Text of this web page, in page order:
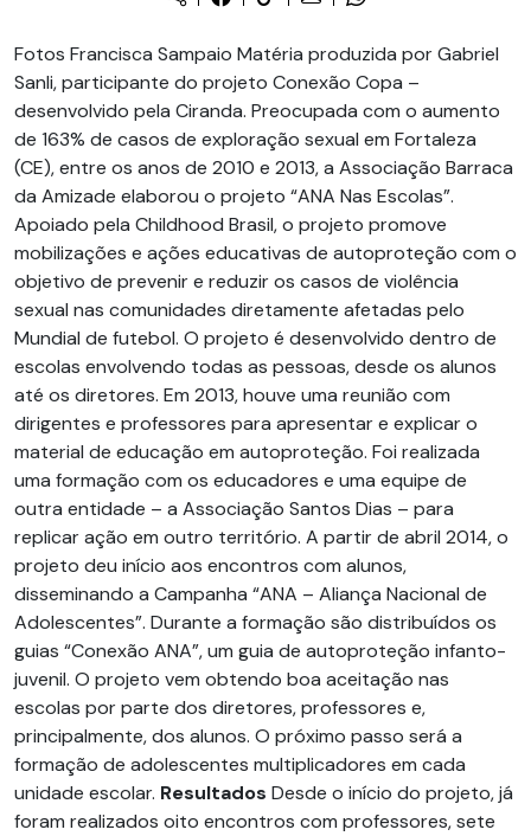
Fotos Francisca Sampaio Matéria produzida por Gabriel
Sanli, participante do projeto Conexão Copa –
desenvolvido pela Ciranda. Preocupada com o aumento
de 163% de casos de exploração sexual em Fortaleza
(CE), entre os anos de 2010 e 2013, a Associação Barraca
da Amizade elaborou o projeto “ANA Nas Escolas”.
Apoiado pela Childhood Brasil, o projeto promove
mobilizações e ações educativas de autoproteção com o
objetivo de prevenir e reduzir os casos de violência
sexual nas comunidades diretamente afetadas pelo
Mundial de futebol. O projeto é desenvolvido dentro de
escolas envolvendo todas as pessoas, desde os alunos
até os diretores. Em 2013, houve uma reunião com
dirigentes e professores para apresentar e explicar o
material de educação em autoproteção. Foi realizada
uma formação com os educadores e uma equipe de
outra entidade – a Associação Santos Dias – para
replicar ação em outro território. A partir de abril 2014, o
projeto deu início aos encontros com alunos,
disseminando a Campanha “ANA – Aliança Nacional de
Adolescentes”. Durante a formação são distribuídos os
guias “Conexão ANA”, um guia de autoproteção infanto-
juvenil. O projeto vem obtendo boa aceitação nas
escolas por parte dos diretores, professores e,
principalmente, dos alunos. O próximo passo será a
formação de adolescentes multiplicadores em cada
unidade escolar. Resultados Desde o início do projeto, já
foram realizados oito encontros com professores, sete